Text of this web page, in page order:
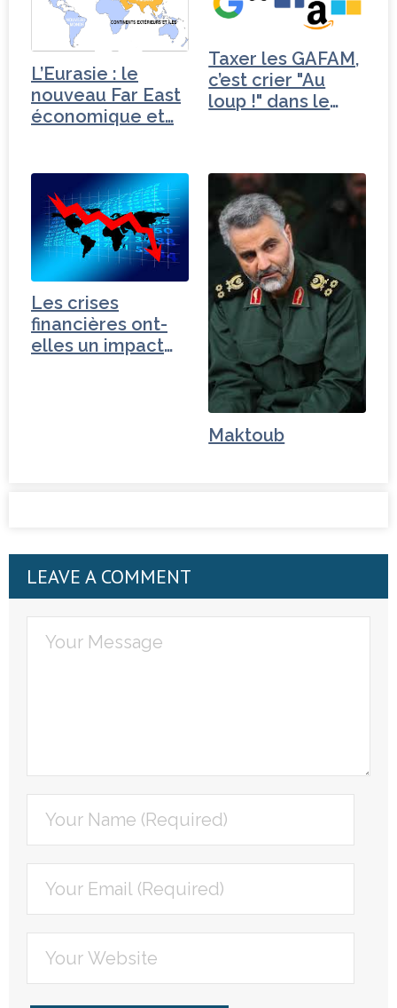
L’Eurasie : le
nouveau Far East
économique et…
Taxer les GAFAM,
c’est crier "Au
loup !" dans le
Les crises
financières ont-
elles un impact
Maktoub
LEAVE A COMMENT